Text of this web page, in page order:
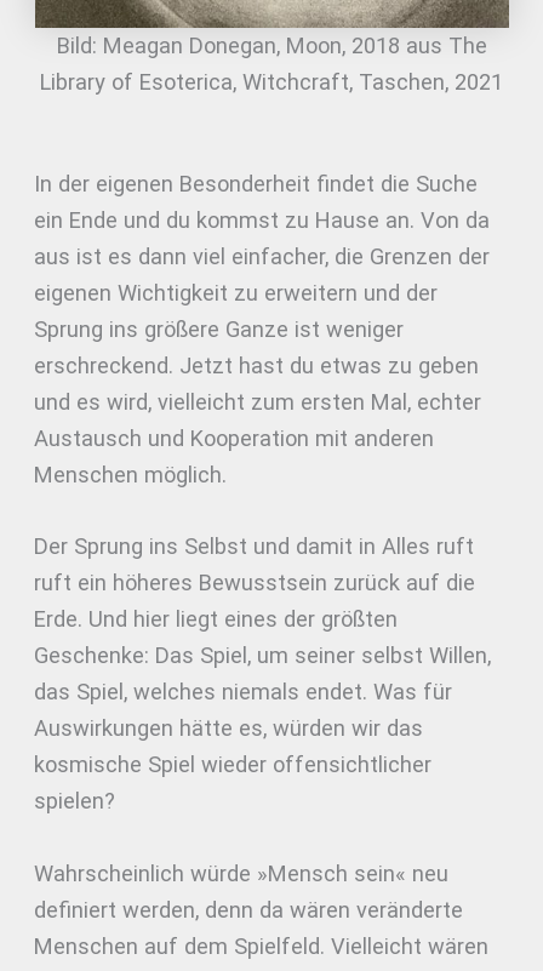
Bild: Meagan Donegan, Moon, 2018 aus The
Library of Esoterica, Witchcraft, Taschen, 2021
In der eigenen Besonderheit findet die Suche
ein Ende und du kommst zu Hause an. Von da
aus ist es dann viel einfacher, die Grenzen der
eigenen Wichtigkeit zu erweitern und der
Sprung ins größere Ganze ist weniger
erschreckend. Jetzt hast du etwas zu geben
und es wird, vielleicht zum ersten Mal, echter
Austausch und Kooperation mit anderen
Menschen möglich.
Der Sprung ins Selbst und damit in Alles ruft
ruft ein höheres Bewusstsein zurück auf die
Erde. Und hier liegt eines der größten
Geschenke: Das Spiel, um seiner selbst Willen,
das Spiel, welches niemals endet. Was für
Auswirkungen hätte es, würden wir das
kosmische Spiel wieder offensichtlicher
spielen?
Wahrscheinlich würde »Mensch sein« neu
definiert werden, denn da wären veränderte
Menschen auf dem Spielfeld. Vielleicht wären